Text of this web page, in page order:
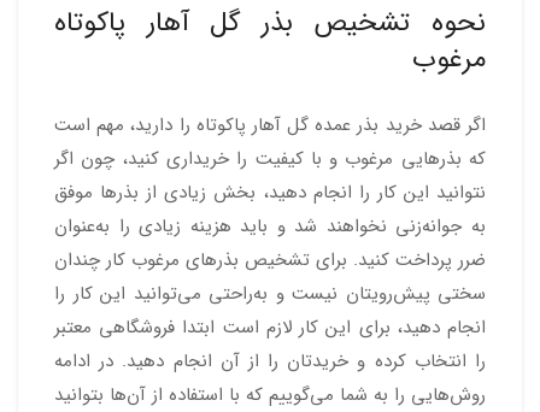
نحوه تشخیص بذر گل آهار پاکوتاه
مرغوب
اگر قصد خرید بذر عمده گل آهار پاکوتاه را دارید، مهم است
که بذرهایی مرغوب و با کیفیت را خریداری کنید، چون اگر
نتوانید این کار را انجام دهید، بخش زیادی از بذرها موفق
به جوانه‌زنی نخواهند شد و باید هزینه زیادی را به‌عنوان
ضرر پرداخت کنید. برای تشخیص بذرهای مرغوب کار چندان
سختی پیش‌رویتان نیست و به‌راحتی می‌توانید این کار را
انجام دهید، برای این کار لازم است ابتدا فروشگاهی معتبر
را انتخاب کرده و خریدتان را از آن انجام دهید. در ادامه
روش‌هایی را به شما می‌گوییم که با استفاده از آن‌ها بتوانید